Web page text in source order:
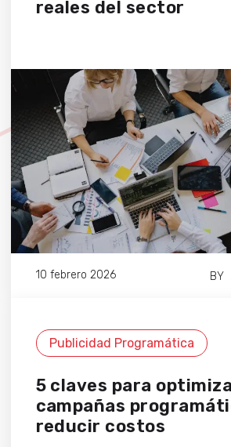
reales del sector
10 febrero 2026 BY
Publicidad Programática
5 claves para
campañas
reducir costos